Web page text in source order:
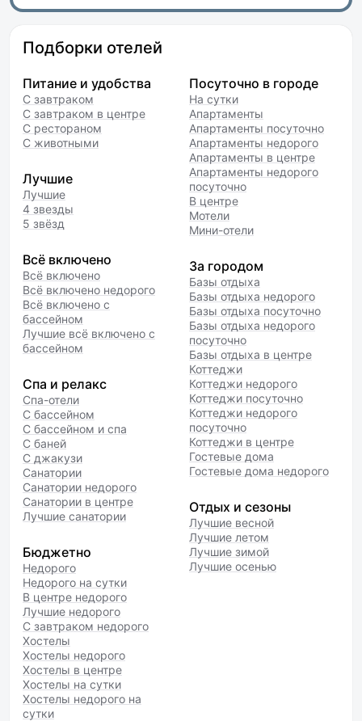
Подборки отелей
Питание и удобства
С завтраком
С завтраком в центре
С рестораном
С животными
Лучшие
Лучшие
4 звезды
5 звёзд
Всё включено
Всё включено
Всё включено недорого
Всё включено с
бассейном
Лучшие всё включено с
бассейном
Спа и релакс
Спа-отели
С бассейном
С бассейном и спа
С баней
С джакузи
Санатории
Санатории недорого
Санатории в центре
Лучшие санатории
Бюджетно
Недорого
Недорого на сутки
В центре недорого
Лучшие недорого
С завтраком недорого
Хостелы
Хостелы недорого
Хостелы в центре
Хостелы на сутки
Хостелы недорого на
сутки
Посуточно в городе
На сутки
Апартаменты
Апартаменты посуточно
Апартаменты недорого
Апартаменты в центре
Апартаменты недорого
посуточно
В центре
Мотели
Мини-отели
За городом
Базы отдыха
Базы отдыха недорого
Базы отдыха посуточно
Базы отдыха недорого
посуточно
Базы отдыха в центре
Коттеджи
Коттеджи недорого
Коттеджи посуточно
Коттеджи недорого
посуточно
Коттеджи в центре
Гостевые дома
Гостевые дома недорого
Отдых и сезоны
Лучшие весной
Лучшие летом
Лучшие зимой
Лучшие осенью